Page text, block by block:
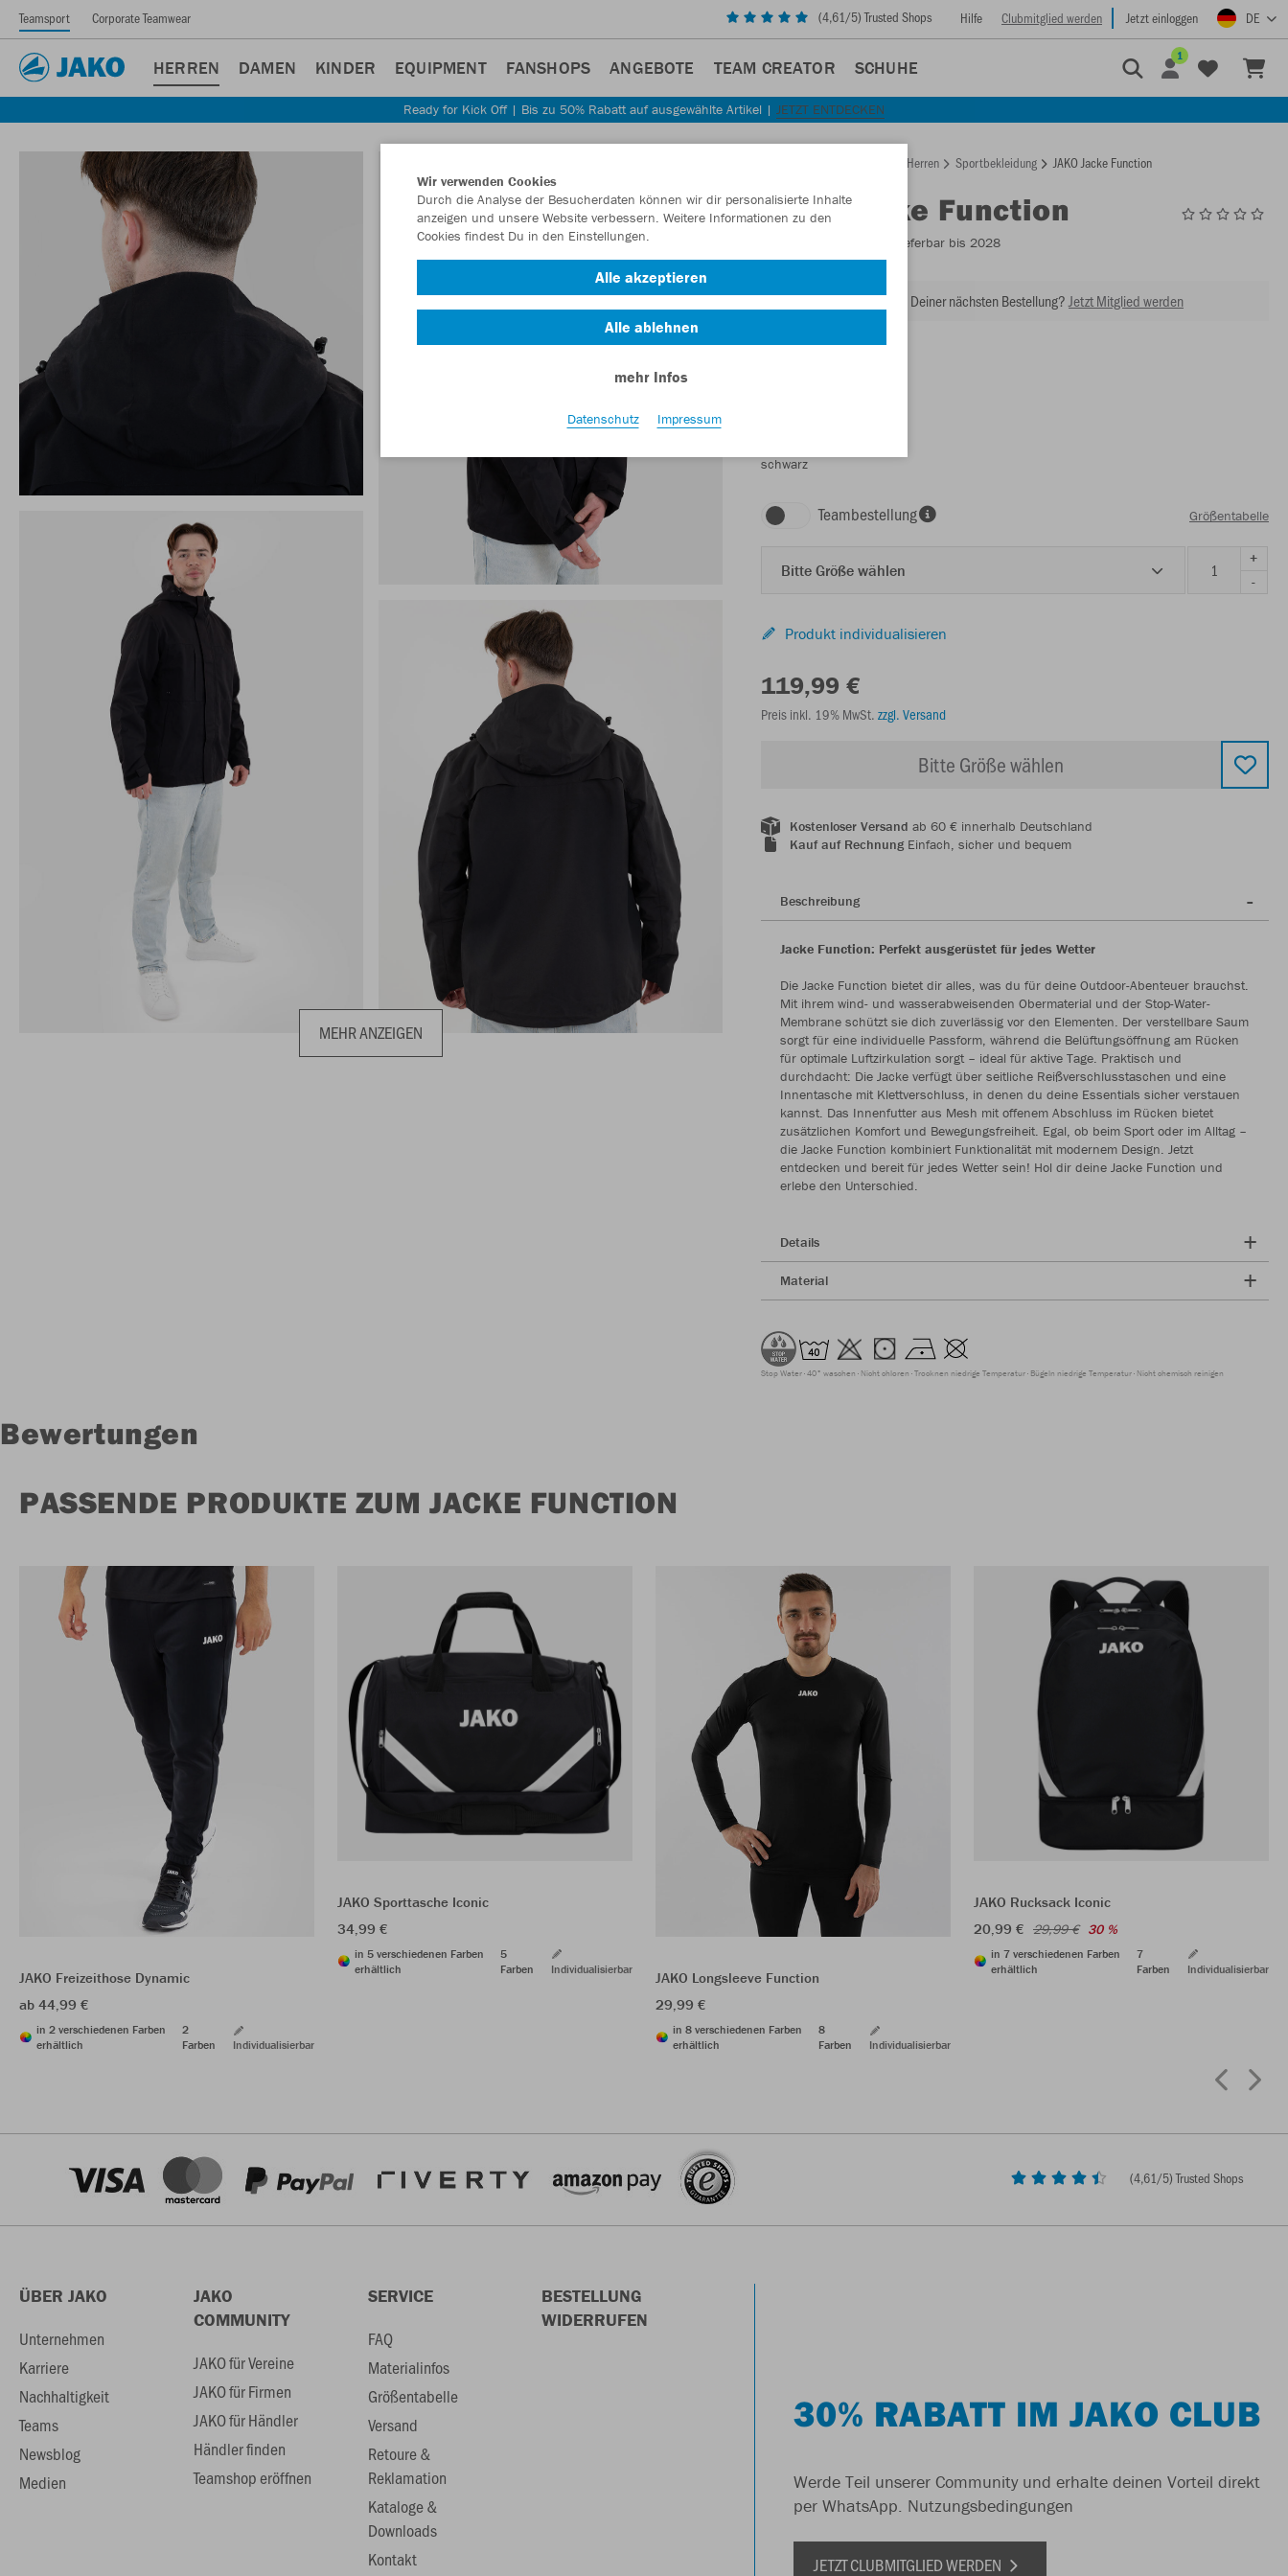
Teamsport Corporate Teamwear (4,61/5) Trusted Shops Hilfe Clubmitglied werden Jetzt einloggen DE
HERREN DAMEN KINDER EQUIPMENT FANSHOPS ANGEBOTE TEAM CREATOR SCHUHE
1
Ready for Kick Off | Bis zu 50% Rabatt auf ausgewählte Artikel | JETZT ENTDECKEN
MEHR ANZEIGEN
Herren Sportbekleidung JAKO Jacke Function
JAKOJacke Function
- Lieferbar bis 2028
Lust auf 30% Rabatt bei Deiner nächsten Bestellung? Jetzt Mitglied werden
schwarz
Teambestellung Größentabelle
Bitte Größe wählen
+
-
Produkt individualisieren
119,99 €
Preis inkl. 19% MwSt. zzgl. Versand
Bitte Größe wählen
Kostenloser Versand ab 60 € innerhalb Deutschland
Kauf auf RechnungEinfach, sicher und bequem
Beschreibung
Jacke Function: Perfekt ausgerüstet für jedes Wetter
Die Jacke Function bietet dir alles, was du für deine Outdoor-Abenteuer brauchst.
Mit ihrem wind- und wasserabweisenden Obermaterial und der Stop-Water-
Membrane schützt sie dich zuverlässig vor den Elementen. Der verstellbare Saum
sorgt für eine individuelle Passform, während die Belüftungsöffnung am Rücken
für optimale Luftzirkulation sorgt – ideal für aktive Tage. Praktisch und
durchdacht: Die Jacke verfügt über seitliche Reißverschlusstaschen und eine
Innentasche mit Klettverschluss, in denen du deine Essentials sicher verstauen
kannst. Das Innenfutter aus Mesh mit offenem Abschluss im Rücken bietet
zusätzlichen Komfort und Bewegungsfreiheit. Egal, ob beim Sport oder im Alltag –
die Jacke Function kombiniert Funktionalität mit modernem Design. Jetzt
entdecken und bereit für jedes Wetter sein! Hol dir deine Jacke Function und
erlebe den Unterschied.
Details
Material
Stop Water 40° waschen Nicht chloren Trocknen niedrige Temperatur Bügeln niedrige Temperatur Nicht chemisch reinigen
Bewertungen
PASSENDE PRODUKTE ZUM JACKE FUNCTION
JAKO Freizeithose Dynamic
ab 44,99 €
in 2 verschiedenen Farben
erhältlich
2
Farben
Individualisierbar
JAKO Sporttasche Iconic
34,99 €
in 5 verschiedenen Farben
erhältlich
5
Farben
Individualisierbar
JAKO Longsleeve Function
29,99 €
in 8 verschiedenen Farben
erhältlich
8
Farben
Individualisierbar
JAKO Rucksack Iconic
20,99 € 29,99 € 30 %
in 7 verschiedenen Farben
erhältlich
7
Farben
Individualisierbar
(4,61/5) Trusted Shops
ÜBER JAKO
Unternehmen
Karriere
Nachhaltigkeit
Teams
Newsblog
Medien
JAKO
COMMUNITY
JAKO für Vereine
JAKO für Firmen
JAKO für Händler
Händler finden
Teamshop eröffnen
SERVICE
FAQ
Materialinfos
Größentabelle
Versand
Retoure &
Reklamation
Kataloge &
Downloads
Kontakt
BESTELLUNG
WIDERRUFEN
30% RABATT IM JAKO CLUB
Werde Teil unserer Community und erhalte deinen Vorteil direkt
per WhatsApp. Nutzungsbedingungen
JETZT CLUBMITGLIED WERDEN
Wir verwenden Cookies
Durch die Analyse der Besucherdaten können wir dir personalisierte Inhalte
anzeigen und unsere Website verbessern. Weitere Informationen zu den
Cookies findest Du in den Einstellungen.
Alle akzeptieren
Alle ablehnen
mehr Infos
Datenschutz Impressum